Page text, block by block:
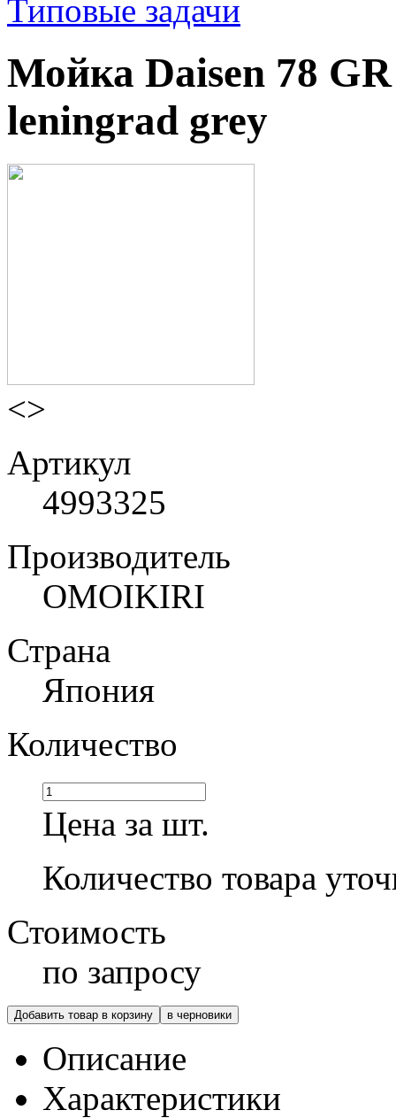
Типовые задачи
Мойка Daisen 78
leningrad grey
<>
Артикул
4993325
Производитель
OMOIKIRI
Страна
Япония
Количество
Цена за шт.
Количество товара
Стоимость
по запросу
Добавить товар в корзину в черновики
Описание
Характеристики